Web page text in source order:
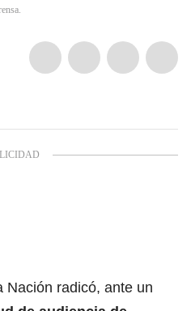
Nación radicó, ante un